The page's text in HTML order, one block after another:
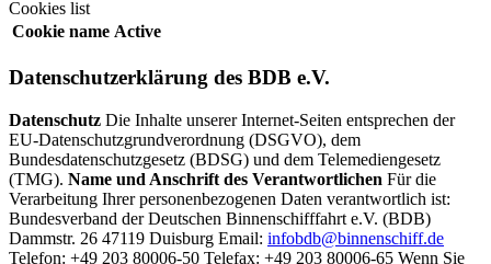
Cookies list
Cookie name Active
Datenschutzerklärung des BDB e.V.
Datenschutz Die Inhalte unserer Internet-Seiten entsprechen der
EU-Datenschutzgrundverordnung (DSGVO), dem
Bundesdatenschutzgesetz (BDSG) und dem Telemediengesetz
(TMG). Name und Anschrift des Verantwortlichen Für die
Verarbeitung Ihrer personenbezogenen Daten verantwortlich ist:
Bundesverband der Deutschen Binnenschifffahrt e.V. (BDB)
Dammstr. 26 47119 Duisburg Email: infobdb@binnenschiff.de
Telefon: +49 203 80006-50 Telefax: +49 203 80006-65 Wenn Sie